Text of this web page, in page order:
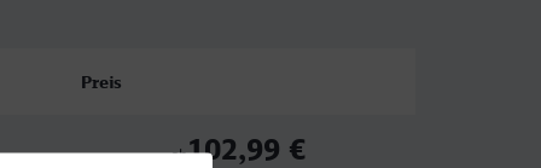
Preis
ab102,99 €